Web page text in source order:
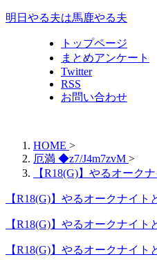
明日やる夫は馬鹿やる夫
トップページ
まとめアンケート
Twitter
RSS
お問い合わせ
HOME >
厄満 ◆z7/J4m7zvM >
【R18(G)】やるオーク
【R18(G)】やるオークナイト
【R18(G)】やるオークナイト
【R18(G)】やるオークナイト